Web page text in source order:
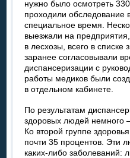
нужно было осмотреть
проходили обследование
специальное время.
выезжали на
в лесхозы, всего в
заранее согласовывали
диспансеризации с
работы медиков были
в отдельном кабинете.
По результатам
здоровых людей немного
Ко второй группе
почти 35 процентов. Эти
каких-либо заболеваний: